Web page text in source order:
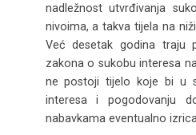
nadležnost utvrđivanja
nivoima, a takva tijela na
Već desetak godina traju
zakona o sukobu interesa
ne postoji tijelo koje bi u
interesa i pogodovanju
nabavkama eventualno